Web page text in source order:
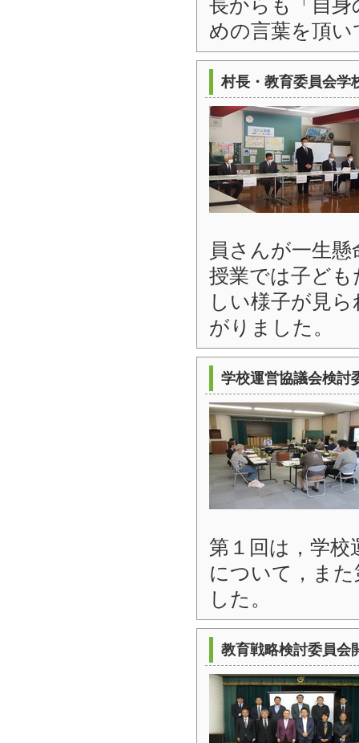
長からも「自
めの言葉を頂
村長・教育委員会学
員さんが一生
授業では子ど
しい様子が見
がりました。
学校運営協議会検討
第１回は，学
について，ま
した。
教育戦略検討委員会